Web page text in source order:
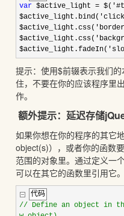
var $active_light= $( '
$active_light.bind( 'click
$active_light.css( ' border
$active_light.css( '
$active_light.fadeIn( '
提示：使用$前辍表示我们
住，不要在你的应该程序里
作。
额外提示：延迟存储
如果你想在你的程序的其它
object(s)），或者你的函数
范围的对象里。通过定义一
可以在其它的函数里引用它。
代码
// Define an object in